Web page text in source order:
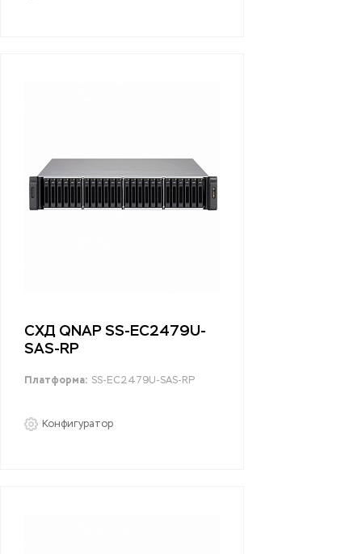
СХД QNAP SS-EC2479U-
SAS-RP
Платформа: SS-EC2479U-SAS-RP
Конфигуратор